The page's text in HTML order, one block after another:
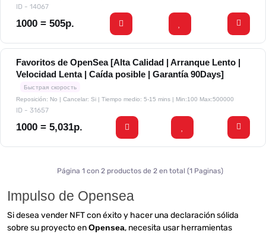
ID - 14067
1000 = 505р.
Favoritos de OpenSea [Alta Calidad | Arranque Lento |
Velocidad Lenta | Caída posible | Garantía 90Days]
Быстрая скорость
Reposición: No | Cancelar: Si | Tiempo medio: 5-15 mins | Min:100 Max:500000
ID - 31657
1000 = 5,031р.
Página 1 con 2 productos de 2 en total (1 Paginas)
Impulso de Opensea
Si desea vender NFT con éxito y hacer una declaración sólida
sobre su proyecto enOpensea, necesita usar herramientas